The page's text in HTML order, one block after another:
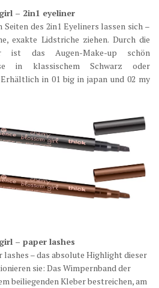
– 2in1 eyeliner
des 2in1 Eyeliners lassen sich –
exakte Lidstriche ziehen. Durch die
ist das Augen-Make-up schön
in klassischem Schwarz oder
in 01 big in japan und 02 my
irl – paper lashes
– das absolute Highlight dieser
sie: Das Wimpernband der
beiliegenden Kleber bestreichen, am